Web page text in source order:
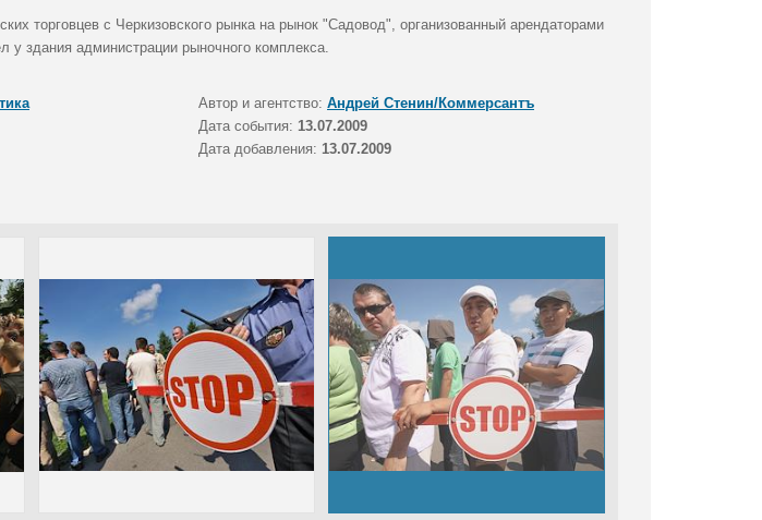
торговцев с Черкизовского рынка на рынок "Садовод", организованный арендаторами
у здания администрации рыночного комплекса.
Автор и агентство: Андрей Стенин/Коммерсантъ
Дата события: 13.07.2009
Дата добавления: 13.07.2009